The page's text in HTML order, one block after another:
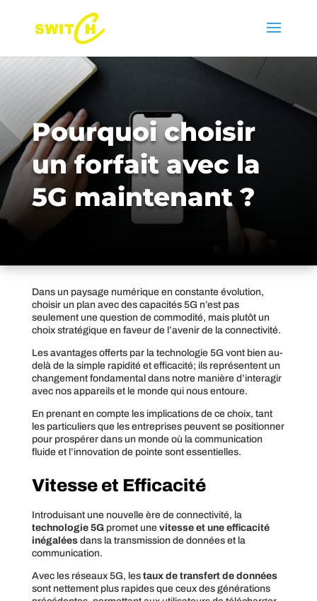
Pourquoi choisir
un forfait avec la
5G maintenant ?
Dans un paysage numérique en constante évolution,
choisir un plan avec des capacités 5G n’est pas
seulement une question de commodité, mais plutôt un
choix stratégique en faveur de l’avenir de la connectivité.
Les avantages offerts par la technologie 5G vont bien au-
delà de la simple rapidité et efficacité; ils représentent un
changement fondamental dans notre manière d’interagir
avec nos appareils et le monde qui nous entoure.
En prenant en compte les implications de ce choix, tant
les particuliers que les entreprises peuvent se positionner
pour prospérer dans un monde où la communication
fluide et l’innovation de pointe sont essentielles.
Vitesse et Efficacité
Introduisant une nouvelle ère de connectivité, la
technologie 5Gpromet une vitesse et une efficacité
inégaléesdans la transmission de données et la
communication.
Avec les réseaux 5G, les taux de transfert de données
sont nettement plus rapides que ceux des générations